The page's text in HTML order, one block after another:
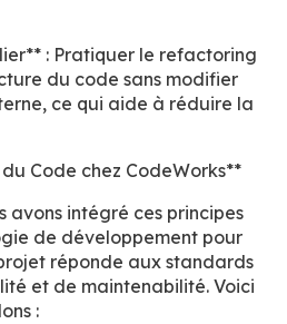
: Pratiquer le refactoring
du code sans modifier
ce qui aide à réduire la
Code chez CodeWorks**
avons intégré ces principes
de développement pour
réponde aux standards
et de maintenabilité. Voici
: